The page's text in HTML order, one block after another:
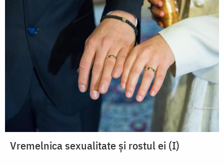
Vremelnica sexualitate și rostul ei (I)